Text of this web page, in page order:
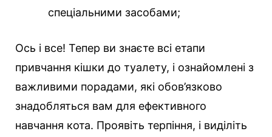
спеціальними засобами;
Ось і все! Тепер ви знаєте всі етапи
привчання кішки до туалету, і ознайомлені з
важливими порадами, які обов’язково
знадобляться вам для ефективного
навчання кота. Проявіть терпіння, і виділіть